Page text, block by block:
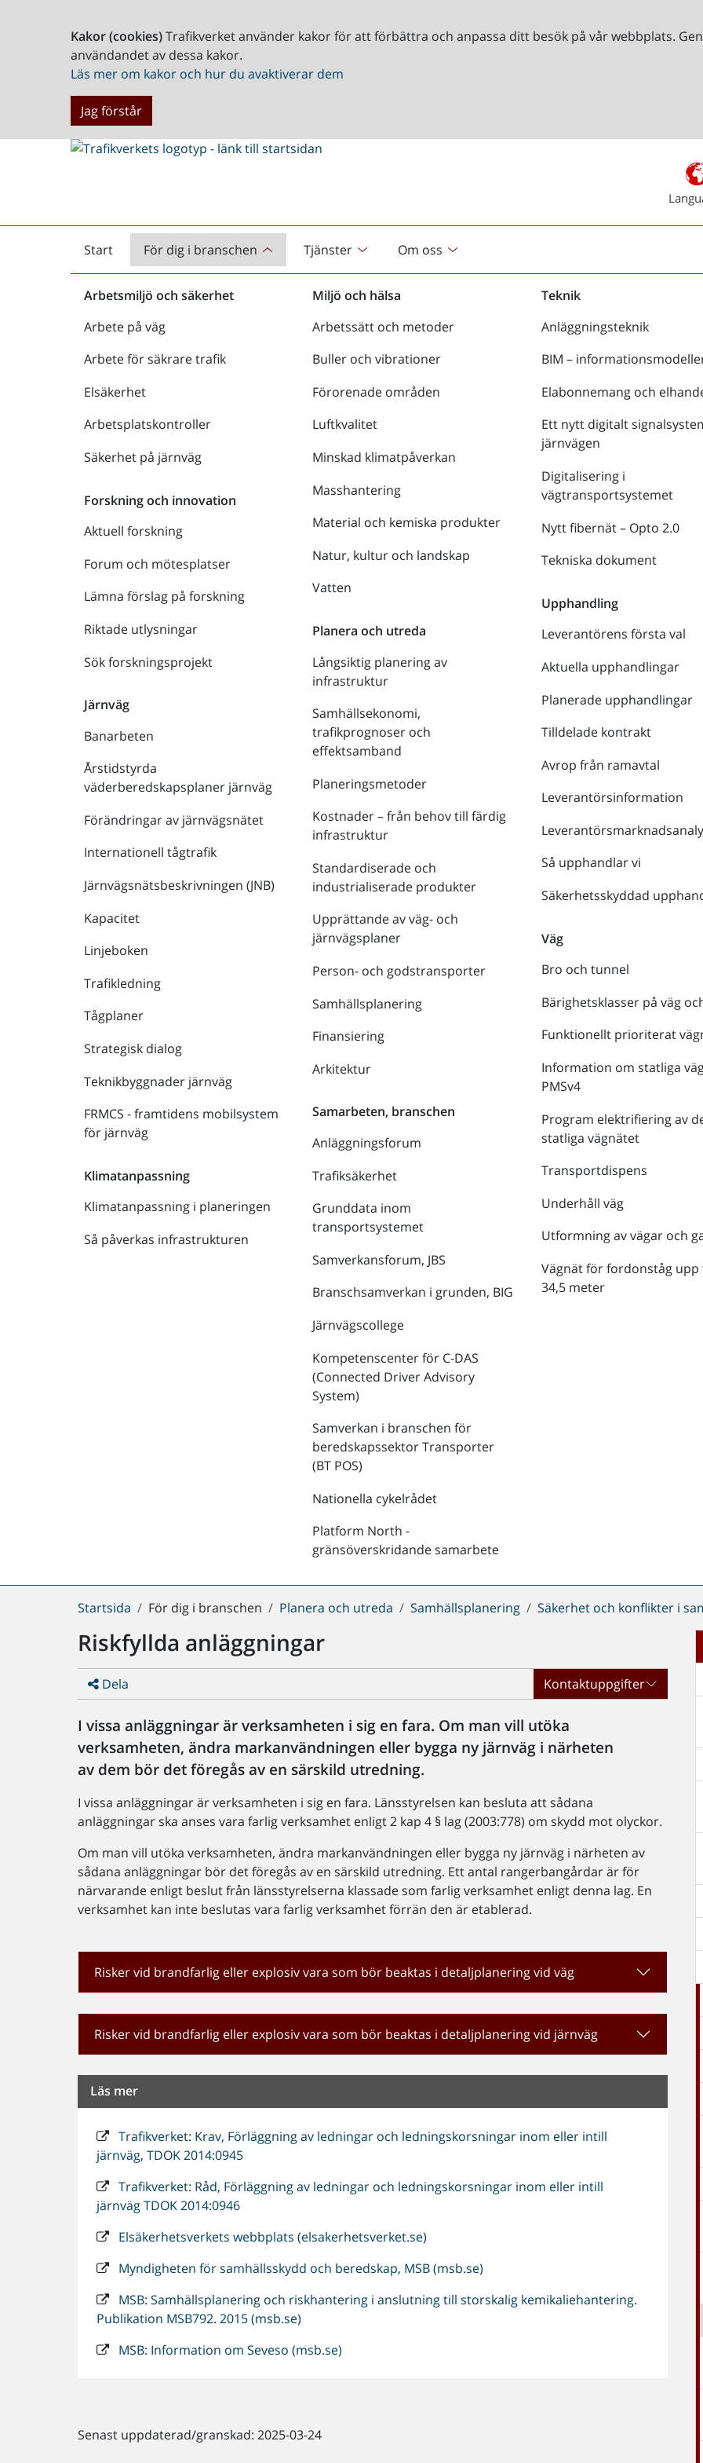
Kakor (cookies)Trafikverket använder kakor för att förbättra och anpassa ditt besök på vår webbplats.
användandet av dessa kakor.
Läs mer om kakor och hur du avaktiverar dem
Jag förstår
Start
Startsida För dig i branschen Tjänster Om oss
Arbetsmiljö och säkerhet
Arbete på väg
Arbete för säkrare trafik
Elsäkerhet
Arbetsplatskontroller
Säkerhet på järnväg
Forskning och innovation
Aktuell forskning
Forum och mötesplatser
Lämna förslag på forskning
Riktade utlysningar
Sök forskningsprojekt
Järnväg
Banarbeten
Årstidstyrda
väderberedskapsplaner järnväg
Förändringar av järnvägsnätet
Internationell tågtrafik
Järnvägsnätsbeskrivningen (JNB)
Kapacitet
Linjeboken
Trafikledning
Tågplaner
Strategisk dialog
Teknikbyggnader järnväg
FRMCS - framtidens mobilsystem
för järnväg
Klimatanpassning
Klimatanpassning i planeringen
Så påverkas infrastrukturen
Miljö och hälsa
Arbetssätt och metoder
Buller och vibrationer
Förorenade områden
Luftkvalitet
Minskad klimatpåverkan
Masshantering
Material och kemiska produkter
Natur, kultur och landskap
Vatten
Planera och utreda
Långsiktig planering av
infrastruktur
Samhällsekonomi,
trafikprognoser och
effektsamband
Planeringsmetoder
Kostnader – från behov till färdig
infrastruktur
Standardiserade och
industrialiserade produkter
Upprättande av väg- och
järnvägsplaner
Person- och godstransporter
Samhällsplanering
Finansiering
Arkitektur
Samarbeten, branschen
Anläggningsforum
Trafiksäkerhet
Grunddata inom
transportsystemet
Samverkansforum, JBS
Branschsamverkan i grunden, BIG
Järnvägscollege
Kompetenscenter för C-DAS
(Connected Driver Advisory
System)
Samverkan i branschen för
beredskapssektor Transporter
(BT POS)
Nationella cykelrådet
Platform North -
gränsöverskridande samarbete
Teknik
Anläggningsteknik
BIM –
Elabonnemang och
Ett nytt digitalt
järnvägen
Digitalisering i
vägtransportsystemet
Nytt fibernät – Opto 2.0
Tekniska dokument
Upphandling
Leverantörens första val
Aktuella upphandlingar
Planerade upphandlingar
Tilldelade kontrakt
Avrop från ramavtal
Leverantörsinformation
Så upphandlar vi
Säkerhetsskyddad
Väg
Bro och tunnel
Bärighetsklasser på väg
Funktionellt prioriterat
Information om statliga
PMSv4
Program elektrifiering av
statliga vägnätet
Transportdispens
Underhåll väg
Utformning av vägar och
Vägnät för fordonståg upp
34,5 meter
Du
här:
Startsida För dig i branschen Planera och utreda Samhällsplanering Säkerhet och konflikter i
Riskfyllda anläggningar
Dela Kontaktuppgifter
I vissa anläggningar är verksamheten i sig en fara. Om man vill utöka
verksamheten, ändra markanvändningen eller bygga ny järnväg i närheten
av dem bör det föregås av en särskild utredning.
I vissa anläggningar är verksamheten i sig en fara. Länsstyrelsen kan besluta att sådana
anläggningar ska anses vara farlig verksamhet enligt 2 kap 4 § lag (2003:778) om skydd mot olyckor.
Om man vill utöka verksamheten, ändra markanvändningen eller bygga ny järnväg i närheten av
sådana anläggningar bör det föregås av en särskild utredning. Ett antal rangerbangårdar är för
närvarande enligt beslut från länsstyrelserna klassade som farlig verksamhet enligt denna lag. En
verksamhet kan inte beslutas vara farlig verksamhet förrän den är etablerad.
Risker vid brandfarlig eller explosiv vara som bör beaktas i detaljplanering vid väg
Risker vid brandfarlig eller explosiv vara som bör beaktas i detaljplanering vid järnväg
Läs mer
Trafikverket: Krav, Förläggning av ledningar och ledningskorsningar inom eller intill
järnväg, TDOK 2014:0945
Trafikverket: Råd, Förläggning av ledningar och ledningskorsningar inom eller intill
järnväg TDOK 2014:0946
Elsäkerhetsverkets webbplats (elsakerhetsverket.se)
Myndigheten för samhällsskydd och beredskap, MSB (msb.se)
MSB: Samhällsplanering och riskhantering i anslutning till storskalig kemikaliehantering.
Publikation MSB792. 2015 (msb.se)
MSB: Information om Seveso (msb.se)
Senast uppdaterad/granskad: 2025-03-24